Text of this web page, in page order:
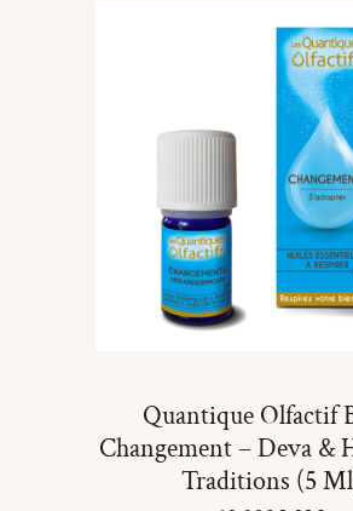
Quantique Olfactif
Changement – Deva &
Traditions (5